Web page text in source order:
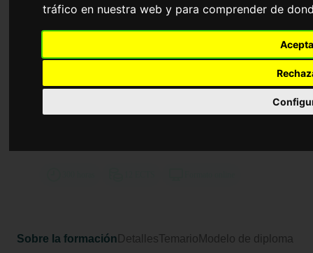
tráfico en nuestra web y para comprender de
Curso Universitario de
Sobre la formación DetallesTemario Modelo de diploma